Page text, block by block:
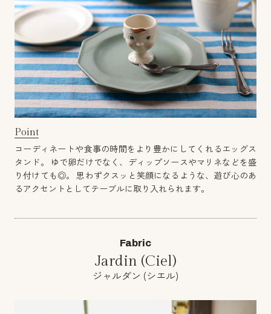
Point
コーディネートや食事の時間をより豊かにしてくれるエッグス
タンド。 ゆで卵だけでなく、ディップソースやマリネなどを盛
り付けても◎。 思わずクスッと笑顔になるような、遊び心のあ
るアクセントとしてテーブルに取り入れられます。
Fabric
Jardin (Ciel)
ジャルダン (シエル)